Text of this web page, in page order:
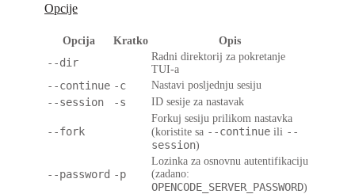
Opcije
Opcija Kratko Opis
--dir
Radni direktorij za pokretanje
TUI-a
--continue -c Nastavi posljednju sesiju
--session -s ID sesije za nastavak
--fork
Forkuj sesiju prilikom nastavka
(koristite sa --continue ili --
session)
--password -p
Lozinka za osnovnu autentifikaciju
(zadano:
OPENCODE_SERVER_PASSWORD)